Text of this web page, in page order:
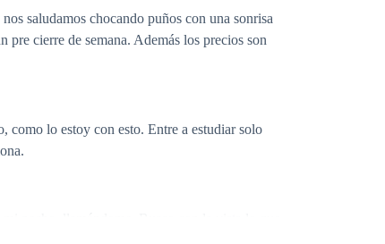
saludamos chocando puños con una sonrisa
cierre de semana. Además los precios son
como lo estoy con esto. Entre a estudiar solo
gente. Siempre los mismos estudiantes y uno